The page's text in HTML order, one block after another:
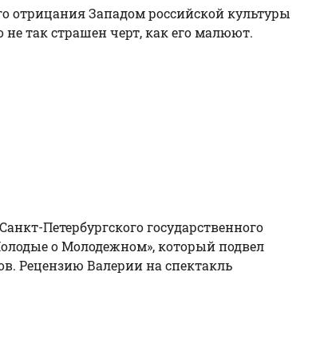
отрицания Западом российской культуры
так страшен черт, как его малюют.
Петербургского государственного
о Молодежном», который подвел
Рецензию Валерии на спектакль